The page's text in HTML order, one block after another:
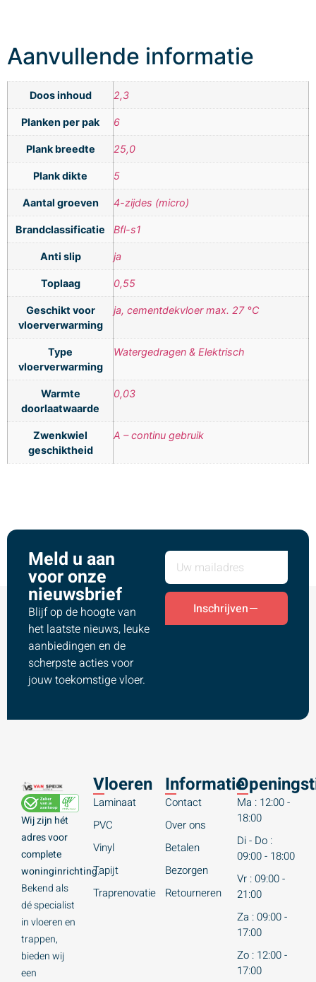
Aanvullende informatie
Doos inhoud 2,3
Planken per pak 6
Plank breedte 25,0
Plank dikte 5
Aantal groeven 4-zijdes (micro)
Brandclassificatie Bfl-s1
Anti slip ja
Toplaag 0,55
Geschikt voor
vloerverwarming
ja, cementdekvloer max. 27 °C
Type
vloerverwarming
Watergedragen & Elektrisch
Warmte
doorlaatwaarde
0,03
Zwenkwiel
geschiktheid
A – continu gebruik
Meld u aan
voor onze
nieuwsbrief
Blijf op de hoogte van
het laatste nieuws, leuke
aanbiedingen en de
scherpste acties voor
jouw toekomstige vloer.
Inschrijven
Wij zijn hét
adres voor
complete
woninginrichting.
Bekend als
dé specialist
in vloeren en
trappen,
bieden wij
een
Vloeren
Laminaat
PVC
Vinyl
Tapijt
Traprenovatie
Informatie
Contact
Over ons
Betalen
Bezorgen
Retourneren
Ma : 12:00 -
18:00
Di - Do :
09:00 - 18:00
Vr : 09:00 -
21:00
Za : 09:00 -
17:00
Zo : 12:00 -
17:00